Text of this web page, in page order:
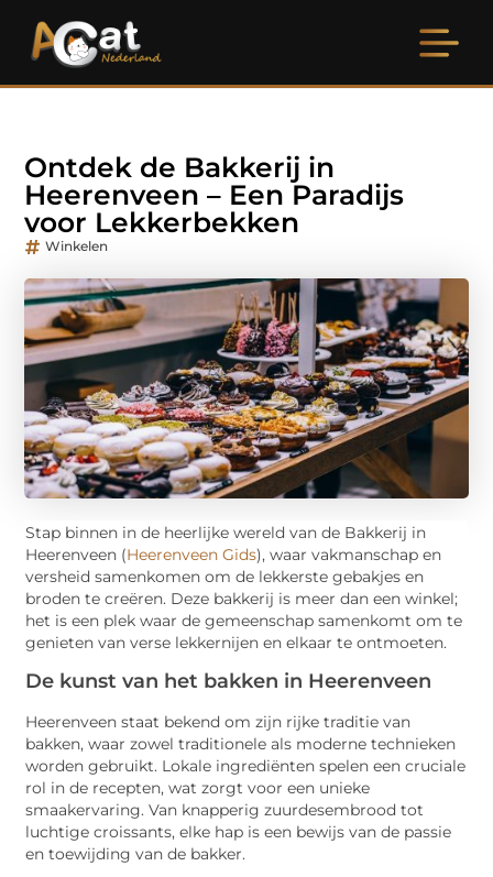
Ontdek de Bakkerij in
Heerenveen – Een Paradijs
voor Lekkerbekken
Winkelen
Stap binnen in de heerlijke wereld van de Bakkerij in
Heerenveen (Heerenveen Gids), waar vakmanschap en
versheid samenkomen om de lekkerste gebakjes en
broden te creëren. Deze bakkerij is meer dan een winkel;
het is een plek waar de gemeenschap samenkomt om te
genieten van verse lekkernijen en elkaar te ontmoeten.
De kunst van het bakken in Heerenveen
Heerenveen staat bekend om zijn rijke traditie van
bakken, waar zowel traditionele als moderne technieken
worden gebruikt. Lokale ingrediënten spelen een cruciale
rol in de recepten, wat zorgt voor een unieke
smaakervaring. Van knapperig zuurdesembrood tot
luchtige croissants, elke hap is een bewijs van de passie
en toewijding van de bakker.